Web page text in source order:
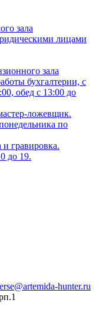
зала
лицами
зала
бухгалтерии, с
обед с 13:00 до
ложевщик.
по
и гравировка.
до 19.
hunter.ru